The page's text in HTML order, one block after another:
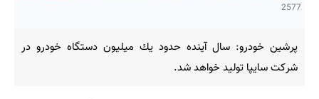
2577
پرشین خودرو: سال آینده حدود یك میلیون دستگاه خودرو در
شركت سایپا تولید خواهد شد.